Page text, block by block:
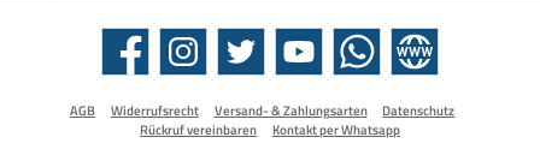
Facebook Instagram Twitter YouTube WhatsApp Website
AGB Widerrufsrecht Versand- & Zahlungsarten
Datenschutz
Rückruf vereinbaren
Kontakt per Whatsapp